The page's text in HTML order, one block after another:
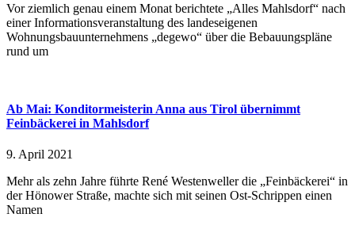
Vor ziemlich genau einem Monat berichtete „Alles Mahlsdorf“ nach
einer Informationsveranstaltung des landeseigenen
Wohnungsbauunternehmens „degewo“ über die Bebauungspläne
rund um
Ab Mai: Konditormeisterin Anna aus Tirol übernimmt
Feinbäckerei in Mahlsdorf
9. April 2021
Mehr als zehn Jahre führte René Westenweller die „Feinbäckerei“ in
der Hönower Straße, machte sich mit seinen Ost-Schrippen einen
Namen